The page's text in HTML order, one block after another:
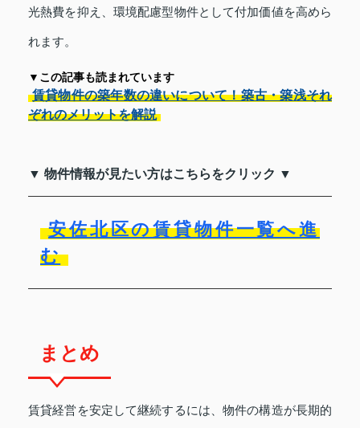
光熱費を抑え、環境配慮型物件として付加価値を高めら
れます。
▼この記事も読まれています
賃貸物件の築年数の違いについて！築古・築浅それ
ぞれのメリットを解説
▼ 物件情報が見たい方はこちらをクリック ▼
安佐北区の賃貸物件一覧へ進
む
まとめ
賃貸経営を安定して継続するには、物件の構造が長期的